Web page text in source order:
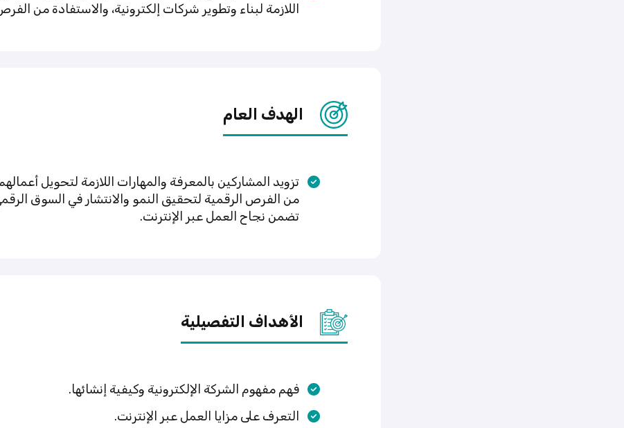
اللازمة لبناء وتطوير شركات إلكترونية، والاستفادة من
الهدف العام
تزويد المشاركين بالمعرفة والمهارات اللازمة لتحويل
من الفرص الرقمية لتحقيق النمو والانتشار في السوق
تضمن نجاح العمل عبر الإنترنت.
الأهداف التفصيلية
فهم مفهوم الشركة الإلكترونية وكيفية إنشائها.
التعرف على مزايا العمل عبر الإنترنت.